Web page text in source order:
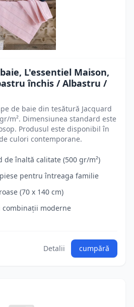
L'essentiel Maison,
închis / Albastru /
de baie din tesătură Jacquard
m². Dimensiunea standard este
Produsul este disponibil în
culori contemporane.
de înaltă calitate (500 gr/m²)
pentru întreaga familie
(70 x 140 cm)
combinații moderne
Detalii cumpără